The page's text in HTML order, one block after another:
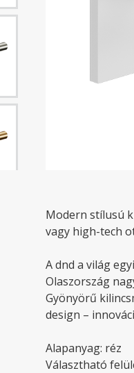
Modern stílusú
vagy high-tech
A dnd a világ
Olaszország
Gyönyörű
design –
Alapanyag: réz
Választható